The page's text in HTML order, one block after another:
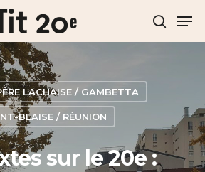
or ESC to close
LACHAISE / GAMBETTA
BLAISE / RÉUNION
sur le 20e :